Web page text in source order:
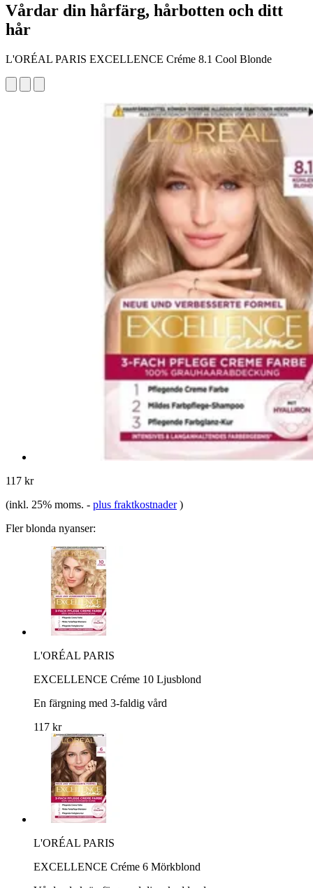
Vårdar din hårfärg, hårbotten och ditt
hår
L'ORÉAL PARIS EXCELLENCE Créme 8.1 Cool Blonde
117 kr
(inkl. 25% moms. - plus fraktkostnader )
Fler blonda nyanser:
L'ORÉAL PARIS
EXCELLENCE Créme 10 Ljusblond
En färgning med 3-faldig vård
117 kr
L'ORÉAL PARIS
EXCELLENCE Créme 6 Mörkblond